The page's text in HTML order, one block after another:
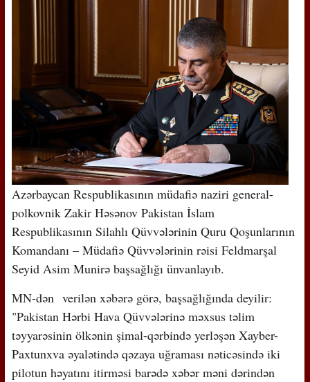
Azərbaycan Respublikasının müdafiə naziri general-
polkovnik Zakir Həsənov Pakistan İslam
Respublikasının Silahlı Qüvvələrinin Quru Qoşunlarının
Komandanı – Müdafiə Qüvvələrinin rəisi Feldmarşal
Seyid Asim Munirə başsağlığı ünvanlayıb.
MN-dən verilən xəbərə görə, başsağlığında deyilir:
"Pakistan Hərbi Hava Qüvvələrinə məxsus təlim
təyyarəsinin ölkənin şimal-qərbində yerləşən Xayber-
Paxtunxva əyalətində qəzaya uğraması nəticəsində iki
pilotun həyatını itirməsi barədə xəbər məni dərindən